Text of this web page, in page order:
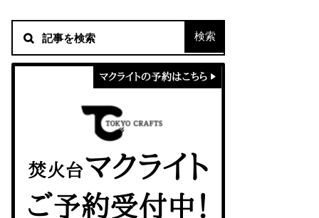
る！山梨県の九鬼山（くきやま）登山体験レポ
積雪期の谷川岳で今シーズン最後の雪山を堪能してきた
！売却する方法や条件、手続きの流れを確認
キャンプ場の宿泊や利用券をふるさと納税でゲット！おすすめ
に参加してきました
レストハウス水郷で持ち込みBBQしてみた
一生物のアウトドアブーツならダナー！3つの理由とおすすめア
に行ってみた！
ピコグリル入荷してます！ @小倉店
ランス・ボーヌトレッキング編〜
ベランピングアイディア7選！家にいながらおしゃれキャンプ♪
キャンプ用品の『ポイント買取』について
マクライトの口コミ・評判は？人気焚き火台の魅力・気になる
ッカーでも作れるおすすめレシピをご紹介
尾根」から槍ヶ岳へ！
【八ヶ岳最高峰へ】南八ヶ岳テント泊登山、赤岳〜横岳〜硫黄
ントスおすすめヘッドライトのご紹介
ングシューズはどちらを選ぶべき？｜サロモンの定番シューズで解
カリマーのおすすめリュック容量別12選｜目的別の選び方も合
ならスポルティバ！3つの理由とおすすめ7選
クライミングユーザー参加型の動画マップ「クライミングチャ
に教わる！『食感と旨みのタマゴサンド』の作り方
食うか食われるか、野生動物で一番怖いのは【17＃自分のキャ
ズクイン』、人気の理由とおすすめウェアを紹介
【コスパ◎】キャンプデビューに最適！サウスフィールドのお
ズクイン』、人気の理由とおすすめウェアを紹介
【コスパ◎】キャンプデビューに最適！サウスフィールドのお
｜サロモンの定番シューズで解説&ご紹介
しむために必要な装備6選【初級〜中級者向け】
トレラン初心者必見！日頃のトレーニングから中距離レースま
！用途別おすすめ水筒を紹介！便利アイテムも
【こずチャンネル】使わなくなったキャンプ道具の行方！【初
クを比較！人数・用途別でおすすめを紹介
クライミング道具はゼロポイントで揃えよう！種類別で人気ア
の体験レポート】
アジングロッドおすすめ10選！基本タックルから選び方まで紹介
フスキンの魅力と用途別おすすめリュック9選
ティートンブロスのブランドに込められた想いとは！？おすす
なの？いまどきの海外キャンプ事情をご紹介Part.1〜ロサンゼルス
パティシエキャンパーSakiさんに教わる！簡単『フルーツシロ
に教わる！簡単『フルーツシロップ』の作り方
パティシエキャンパーSakiさんに教わる！簡単アウトドアスイ
高！ほかほか『シュウマイ』の作り方
に教わる！パン好き必見！モチモチ『ベーグル』の作り方
パティシエキャンパーSakiさんに教わる！ピリ辛が後引くうま